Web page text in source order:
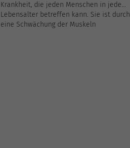
Krankheit, die jeden Menschen in jedem
Lebensalter betreffen kann. Sie ist durch
eine Schwächung der Muskeln